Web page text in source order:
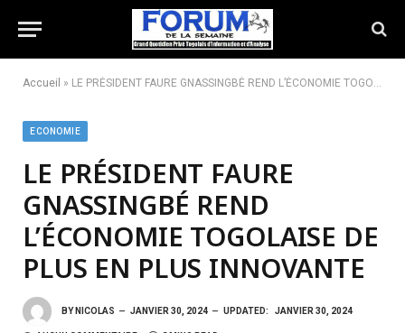
Accueil » LE PRÉSIDENT FAURE GNASSINGBÉ REND L’ÉCONOMIE TOGOLAISE DE PLUS EN PLUS INNOVANTE
ECONOMIE
LE PRÉSIDENT FAURE
GNASSINGBÉ REND
L’ÉCONOMIE TOGOLAISE DE
PLUS EN PLUS INNOVANTE
BY NICOLAS JANVIER 30, 2024 UPDATED: JANVIER 30, 2024